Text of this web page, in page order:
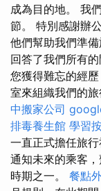
成為目的地。 我
節。 特別感謝辦
他們幫助我們準
回答了我們所有
您獲得難忘的經
室來組織我們的
中搬家公司
排毒養生館 學習
一直正式擔任旅
通知未來的乘客
時期之一。 餐點